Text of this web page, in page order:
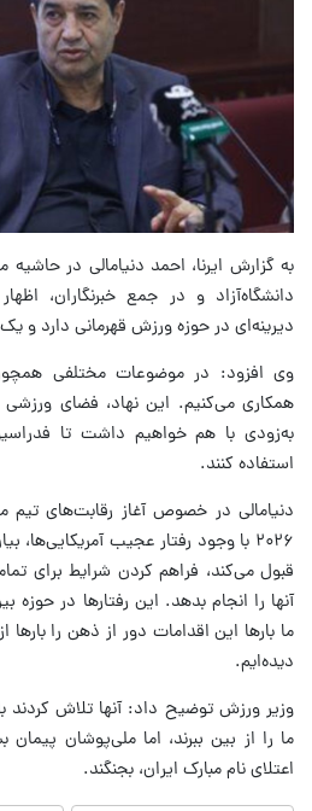
به گزارش ایرنا، احمد دنیامالی در
دانشگاه‌آزاد و در جمع خبرنگاران،
دیرینه‌ای در حوزه ورزش قهرمانی دارد
وی افزود: در موضوعات مختلفی
همکاری می‌کنیم. این نهاد، فضای ورزشی
به‌زودی با هم خواهیم داشت تا
استفاده کنند.
دنیامالی در خصوص آغاز رقابت‌های تیم
۲۰۲۶ با وجود رفتار عجیب
قبول می‌کند، فراهم کردن شرایط برای
آنها را انجام بدهد. این رفتارها در حوزه
ما بارها این اقدامات دور از ذهن را
دیده‌ایم.
وزیر ورزش توضیح داد: آنها تلاش کردند
ما را از بین ببرند، اما ملی‌پوشان
اعتلای نام مبارک ایران، بجنگند.